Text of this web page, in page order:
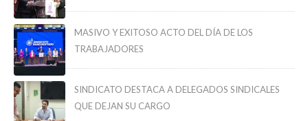
MASIVO Y EXITOSO ACTO DEL DÍA DE LOS
TRABAJADORES
SINDICATO DESTACA A DELEGADOS SINDICALES
QUE DEJAN SU CARGO